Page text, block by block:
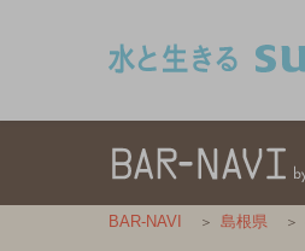
BAR-NAVI 島根県